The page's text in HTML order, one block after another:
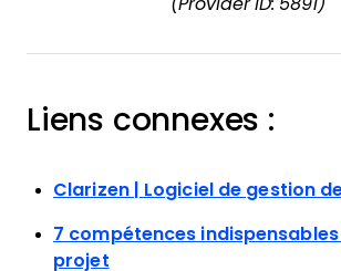
(Provider ID: 5891)
Liens connexes :
Clarizen | Logiciel de gestion
7 compétences
projet